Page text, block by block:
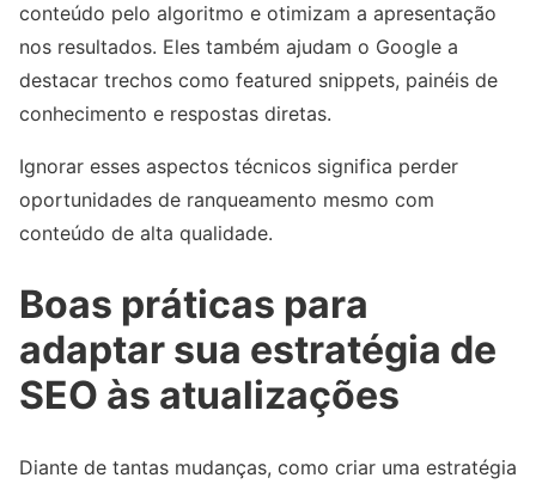
conteúdo pelo algoritmo e otimizam a apresentação
nos resultados. Eles também ajudam o Google a
destacar trechos como featured snippets, painéis de
conhecimento e respostas diretas.
Ignorar esses aspectos técnicos significa perder
oportunidades de ranqueamento mesmo com
conteúdo de alta qualidade.
Boas práticas para
adaptar sua estratégia de
SEO às atualizações
Diante de tantas mudanças, como criar uma estratégia